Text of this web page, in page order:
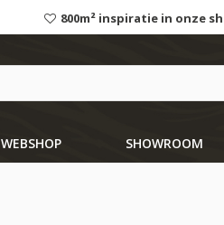
800m² inspiratie in onze
WEBSHOP SHOWROOM